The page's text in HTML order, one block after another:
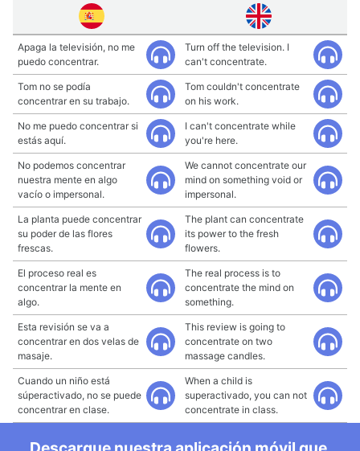
Apaga la televisión, no me
puedo concentrar.
Turn off the television. I
can't concentrate.
Tom no se podía
concentrar en su trabajo.
Tom couldn't concentrate
on his work.
No me puedo concentrar si
estás aquí.
I can't concentrate while
you're here.
No podemos concentrar
nuestra mente en algo
vacío o impersonal.
We cannot concentrate our
mind on something void or
impersonal.
La planta puede concentrar
su poder de las flores
frescas.
The plant can concentrate
its power to the fresh
flowers.
El proceso real es
concentrar la mente en
algo.
The real process is to
concentrate the mind on
something.
Esta revisión se va a
concentrar en dos velas de
masaje.
This review is going to
concentrate on two
massage candles.
Cuando un niño está
súperactivado, no se puede
concentrar en clase.
When a child is
superactivado, you can not
concentrate in class.